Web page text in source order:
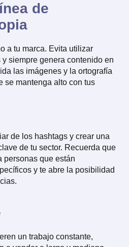
de
a tu marca. Evita utilizar
siempre genera contenido en
las imágenes y la ortografía
se mantenga alto con tus
de los hashtags y crear una
de tu sector. Recuerda que
personas que están
y te abre la posibilidad
un trabajo constante,